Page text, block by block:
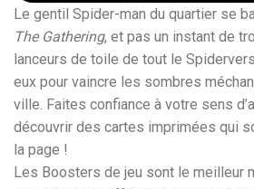
Le gentil Spider-man du quartier se
The Gathering, et pas un instant de
lanceurs de toile de tout le
eux pour vaincre les sombres
ville. Faites confiance à votre sens
découvrir des cartes imprimées qui
la page !
Les Boosters de jeu sont le meilleur